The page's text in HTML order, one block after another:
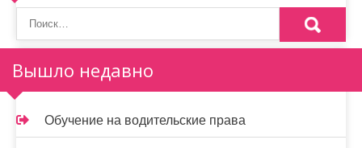
Вышло недавно
Обучение на водительские права